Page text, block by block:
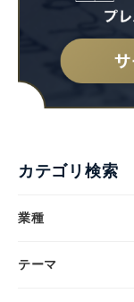
カテゴリ検索
業種
テーマ